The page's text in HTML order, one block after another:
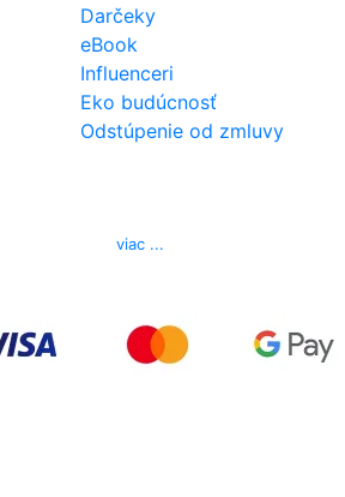
Darčeky
eBook
Influenceri
Eko budúcnosť
Odstúpenie od zmluvy
viac ...